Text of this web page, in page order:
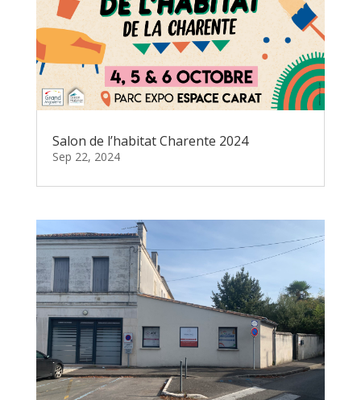
Salon de l’habitat Charente 2024
Sep 22, 2024